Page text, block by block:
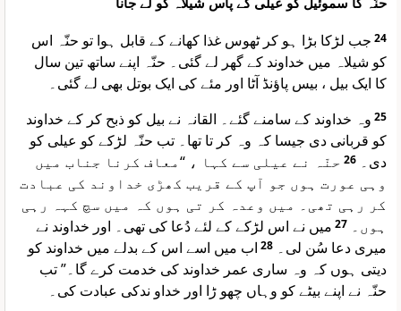
24 جب لڑکا بڑا ہو کر ٹھوس غذا کھانے کے قابل ہوا تو حنّہ اس
کو شیلاہ میں خداوند کے گھر لے گئی۔ حنّہ اپنے ساتھ تین سال
کا ایک بیل ، بیس پاؤنڈ آٹا اور مئے کی ایک بوتل بھی لے گئی۔
25 وہ خداوند کے سامنے گئے۔ القانہ نے بیل کو ذبح کر کے خداوند
کو قربانی دی جیسا کہ وہ کر تا تھا۔ تب حنّہ لڑکے کو عیلی کو
دی۔ 26 حنّہ نے عیلی سے کہا ، “معاف کرنا جناب میں
وہی عورت ہوں جو آپ کے قریب کھڑی خداوند کی عبادت
کر رہی تھی۔ میں وعدہ کر تی ہوں کہ میں سچ کہہ رہی
ہوں۔ 27 میں نے اس لڑکے کے لئے دُعا کی تھی۔ اور خداوند نے
میری دعا سُن لی۔ 28 اب میں اسے اس کے بدلے میں خداوند کو
دیتی ہوں کہ وہ ساری عمر خداوند کی خدمت کرے گا۔” تب
حنّہ نے اپنے بیٹے کو وہاں چھو ڑا اور خداو ندکی عبادت کی۔